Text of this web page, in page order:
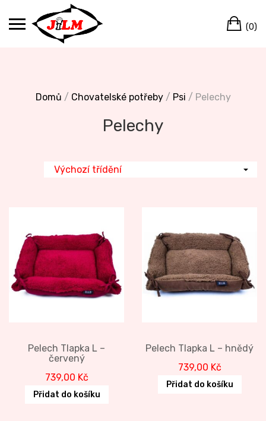
(0)
Domů / Chovatelské potřeby/ Psi / Pelechy
Pelechy
Pelech Tlapka L –
červený
739,00 Kč
Přidat do košíku
Pelech Tlapka L – hnědý
739,00 Kč
Přidat do košíku